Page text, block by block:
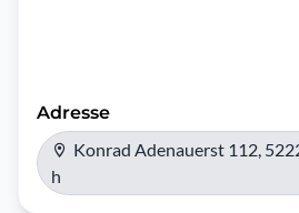
Adresse
Konrad Adenauerst 112,
h